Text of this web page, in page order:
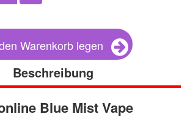
Warenkorb legen
Beschreibung
Blue Mist Vape